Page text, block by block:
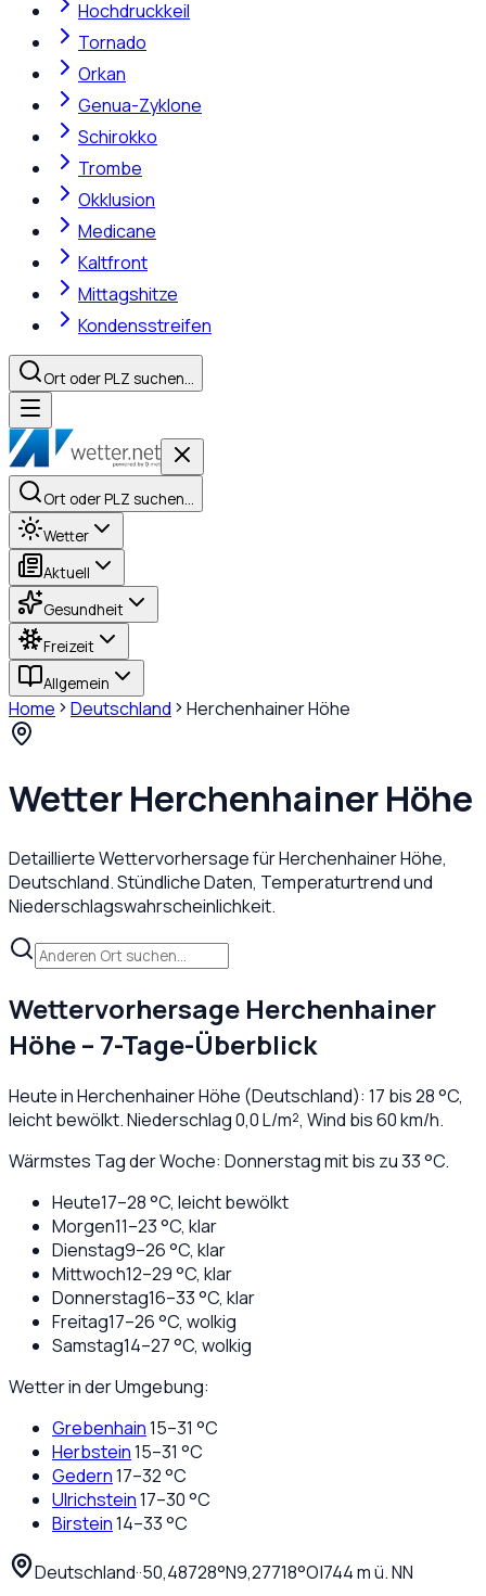
Hochdruckkeil
Tornado
Orkan
Genua-Zyklone
Schirokko
Trombe
Okklusion
Medicane
Kaltfront
Mittagshitze
Kondensstreifen
Ort oder PLZ suchen…
Ort oder PLZ suchen…
Wetter
Aktuell
Gesundheit
Freizeit
Allgemein
Home Deutschland Herchenhainer Höhe
WetterHerchenhainer Höhe
Detaillierte Wettervorhersage fürHerchenhainer Höhe,
Deutschland. Stündliche Daten, Temperaturtrend und
Niederschlagswahrscheinlichkeit.
Wettervorhersage Herchenhainer
Höhe– 7-Tage-Überblick
Heute inHerchenhainer Höhe (Deutschland): 17 bis28°C,
leicht bewölkt. Niederschlag0,0L/m², Wind bis60km/h.
Wärmstes Tag der Woche: Donnerstag mit bis zu 33 °C.
Heute17–28°C, leicht bewölkt
Morgen11–23°C, klar
Dienstag9–26°C, klar
Mittwoch12–29°C, klar
Donnerstag16–33°C, klar
Freitag17–26°C, wolkig
Samstag14–27°C, wolkig
Wetter in der Umgebung:
Grebenhain15–31 °C
Herbstein15–31 °C
Gedern17–32°C
Ulrichstein17–30°C
Birstein14–33°C
Deutschland··50,48728°N9,27718°O|744m ü. NN